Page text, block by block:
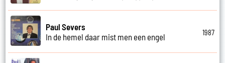
Paul Severs
In de hemel daar mist men een engel
1987